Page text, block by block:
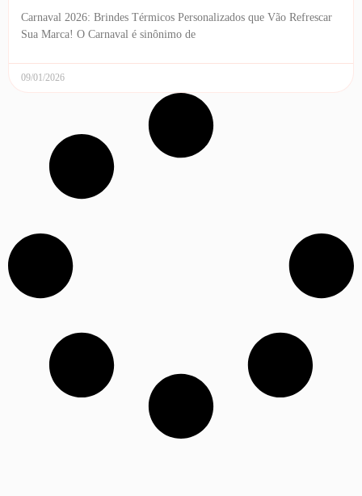
Carnaval 2026: Brindes Térmicos Personalizados que Vão Refrescar
Sua Marca! O Carnaval é sinônimo de
09/01/2026